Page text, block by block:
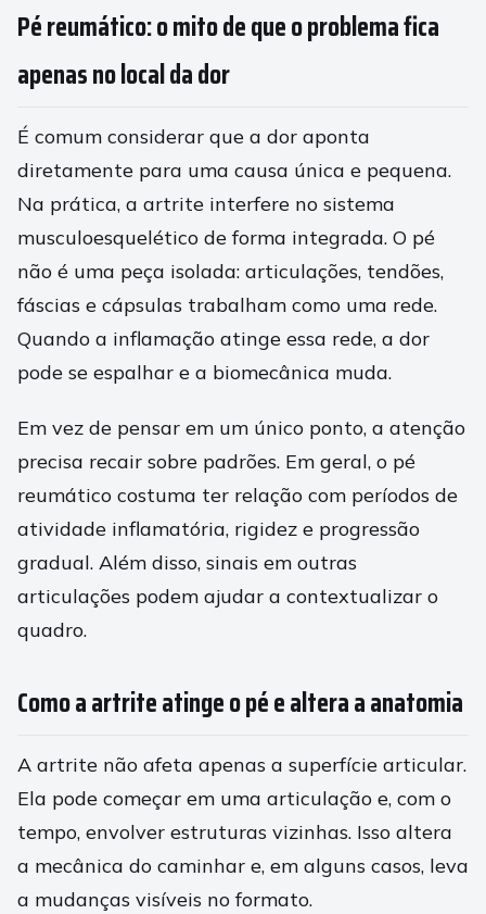
Pé reumático: o mito de que o problema fica
apenas no local da dor
É comum considerar que a dor aponta
diretamente para uma causa única e pequena.
Na prática, a artrite interfere no sistema
musculoesquelético de forma integrada. O pé
não é uma peça isolada: articulações, tendões,
fáscias e cápsulas trabalham como uma rede.
Quando a inflamação atinge essa rede, a dor
pode se espalhar e a biomecânica muda.
Em vez de pensar em um único ponto, a atenção
precisa recair sobre padrões. Em geral, o pé
reumático costuma ter relação com períodos de
atividade inflamatória, rigidez e progressão
gradual. Além disso, sinais em outras
articulações podem ajudar a contextualizar o
quadro.
Como a artrite atinge o pé e altera a anatomia
A artrite não afeta apenas a superfície articular.
Ela pode começar em uma articulação e, com o
tempo, envolver estruturas vizinhas. Isso altera
a mecânica do caminhar e, em alguns casos, leva
a mudanças visíveis no formato.